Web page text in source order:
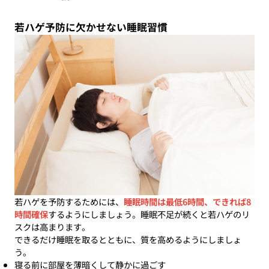
若ハゲ予防に欠かせない睡眠習慣
若ハゲを予防するためには、 睡眠時間は最低6時間、できれば8
時間確保するようにしましょう。睡眠不足が続くと若ハゲのリ
スクは高まります。
できるだけ睡眠を取るとともに、質を高めるようにしましょ
う。
寝る前に部屋を薄暗くして静かに過ごす